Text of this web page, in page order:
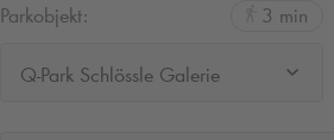
Parkobjekt:
3 min
Q-Park Schlössle Galerie